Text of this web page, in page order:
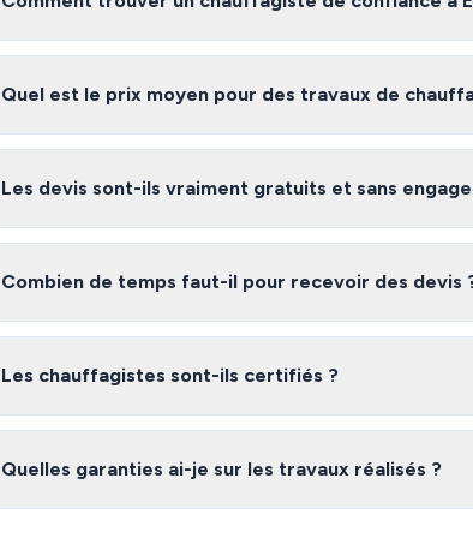
Pour trouver un chauffagiste fiable à Edern, nous vous
Quel est le prix moyen pour des travaux de
Les tarifs de chauffage à Edern varient selon l'ampleur des
Les devis sont-ils vraiment gratuits et sans
Oui, notre service est 100% gratuit et sans engagement.
Combien de temps faut-il pour recevoir des devis
Après avoir rempli le formulaire, vous recevez généralement
Les chauffagistes sont-ils certifiés ?
Oui, les artisans de notre réseau dans le Finistère sont des
réseau.
Quelles garanties ai-je sur les travaux réalisés ?